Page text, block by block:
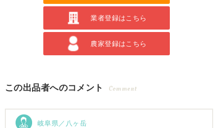
業者登録はこちら
農家登録はこちら
この出品者へのコメント Comment
岐阜県／八ヶ岳